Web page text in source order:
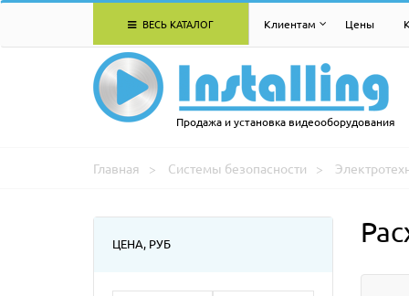
ВЕСЬ КАТАЛОГ Клиентам Цены
Продажа и установка видеооборудования
Главная Системы безопасности
ЦЕНА, РУБ